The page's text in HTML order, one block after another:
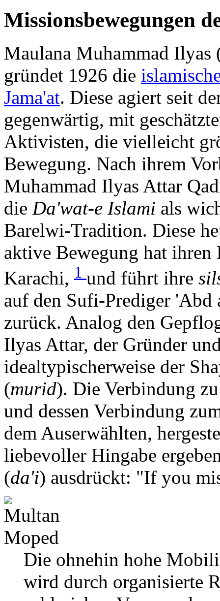
Missionsbewegungen
Maulana Muhammad
gründet 1926 die
Jama'at. Diese agiert seit
gegenwärtig, mit
Aktivisten, die vielleicht
Bewegung. Nach ihrem
Muhammad Ilyas Attar
die Da'wat-e Islami als
Barelwi-Tradition. Diese
aktive Bewegung hat
Karachi, 1 und führt ihre
auf den Sufi-Prediger
zurück. Analog den
Ilyas Attar, der Gründer
idealtypischerweise der
(murid). Die Verbindung
und dessen Verbindung
dem Auserwählten,
liebevoller Hingabe
(da'i) ausdrückt: "If you
Die ohnehin hohe
wird durch organisierte